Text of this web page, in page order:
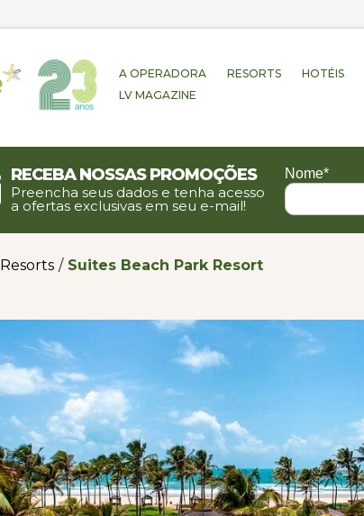
A OPERADORA RESORTS HOTÉIS
LV MAGAZINE
Receba nossas promoções
Preencha seus dados e tenha acesso
a ofertas exclusivas em seu e-mail!
Nome*
Resorts / Suites Beach Park Resort